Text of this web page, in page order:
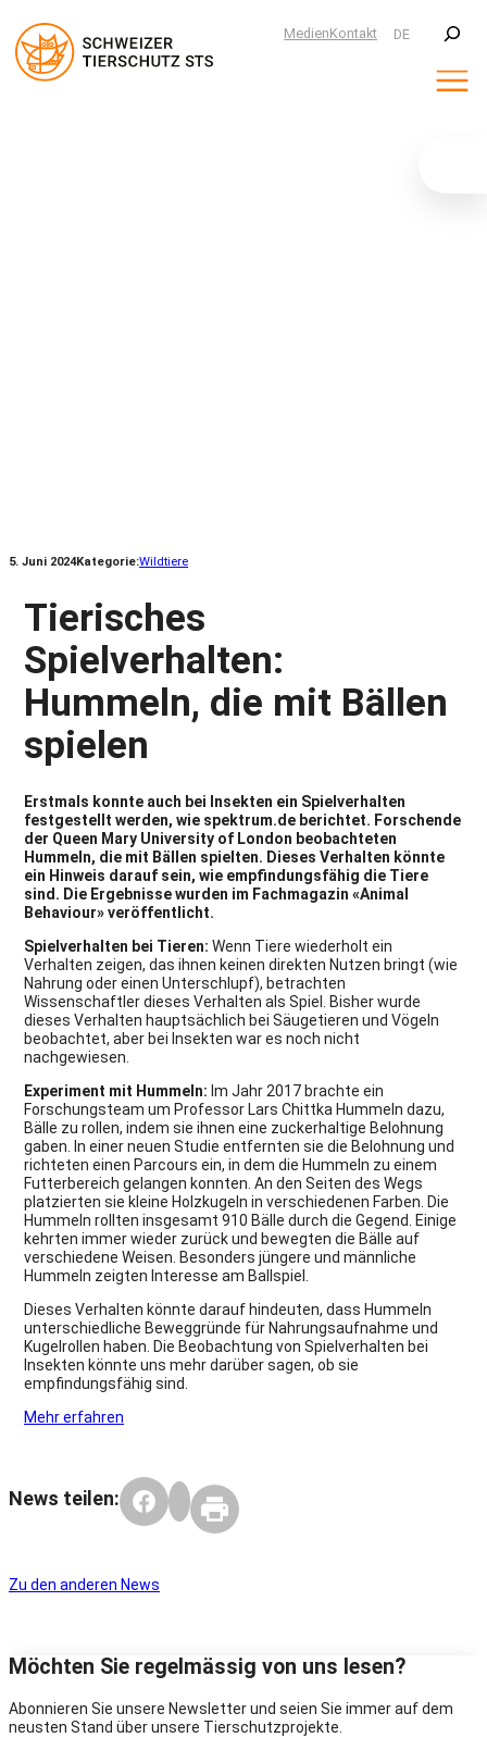
MedienKontakt DE
Suchen
5. Juni 2024Kategorie:Wildtiere
Tierisches
Spielverhalten:
Hummeln, die mit Bällen
spielen
Erstmals konnte auch bei Insekten ein Spielverhalten
festgestellt werden, wie spektrum.de berichtet. Forschende
der Queen Mary University of London beobachteten
Hummeln, die mit Bällen spielten. Dieses Verhalten könnte
ein Hinweis darauf sein, wie empfindungsfähig die Tiere
sind. Die Ergebnisse wurden im Fachmagazin «Animal
Behaviour» veröffentlicht.
Spielverhalten bei Tieren: Wenn Tiere wiederholt ein
Verhalten zeigen, das ihnen keinen direkten Nutzen bringt (wie
Nahrung oder einen Unterschlupf), betrachten
Wissenschaftler dieses Verhalten als Spiel. Bisher wurde
dieses Verhalten hauptsächlich bei Säugetieren und Vögeln
beobachtet, aber bei Insekten war es noch nicht
nachgewiesen.
Experiment mit Hummeln: Im Jahr 2017 brachte ein
Forschungsteam um Professor Lars Chittka Hummeln dazu,
Bälle zu rollen, indem sie ihnen eine zuckerhaltige Belohnung
gaben. In einer neuen Studie entfernten sie die Belohnung und
richteten einen Parcours ein, in dem die Hummeln zu einem
Futterbereich gelangen konnten. An den Seiten des Wegs
platzierten sie kleine Holzkugeln in verschiedenen Farben. Die
Hummeln rollten insgesamt 910 Bälle durch die Gegend. Einige
kehrten immer wieder zurück und bewegten die Bälle auf
verschiedene Weisen. Besonders jüngere und männliche
Hummeln zeigten Interesse am Ballspiel.
Dieses Verhalten könnte darauf hindeuten, dass Hummeln
unterschiedliche Beweggründe für Nahrungsaufnahme und
Kugelrollen haben. Die Beobachtung von Spielverhalten bei
Insekten könnte uns mehr darüber sagen, ob sie
empfindungsfähig sind.
Mehr erfahren
News teilen:
Zu den anderen News
Möchten Sie regelmässig von uns lesen?
Abonnieren Sie unsere Newsletter und seien Sie immer auf dem
neusten Stand über unsere Tierschutzprojekte.